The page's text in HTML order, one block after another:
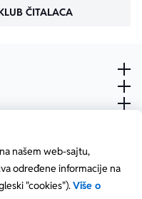
našem web-sajtu,
određene informacije na
"cookies").Više o
ČITALACA